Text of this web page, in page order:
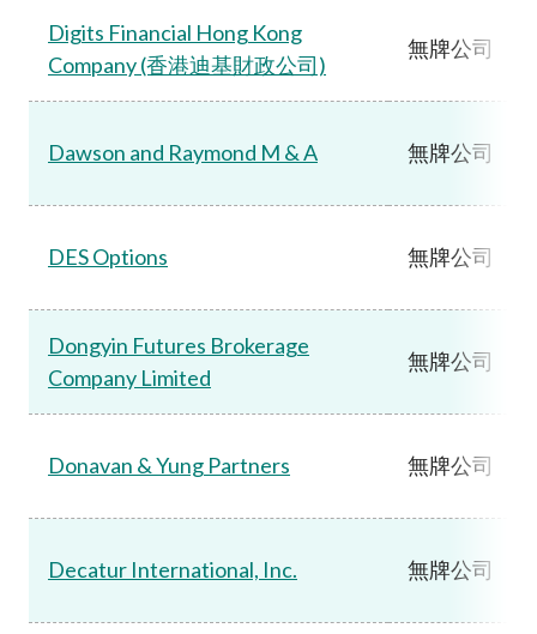
Digits Financial Hong Kong
Company (香港迪基財政公司)
無牌公司
Dawson and Raymond M & A 無牌公司
DES Options 無牌公司
Dongyin Futures Brokerage
Company Limited
無牌公司
Donavan & Yung Partners 無牌公司
Decatur International, Inc. 無牌公司